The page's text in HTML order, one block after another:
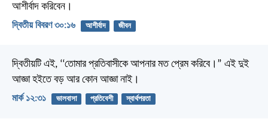
আশীর্বাদ করিবেন।
দ্বিতীয় বিবরণ ৩০:১৬ আশীর্বাদ জীবন
দ্বিতীয়টি এই, ‘‘তোমার প্রতিবাসীকে আপনার মত প্রেম করিবে।” এই দুই
আজ্ঞা হইতে বড় আর কোন আজ্ঞা নাই।
মার্ক ১২:৩১ ভালবাসা প্রতিবেশী স্বার্থপরতা